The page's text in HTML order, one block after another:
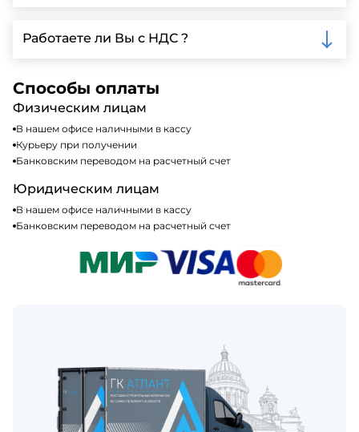
включая наличные, банковские переводы,
кредитные карты. Подробную информацию о
Работаете ли Вы с НДС ?
налогообложения, т.е с НДС 20%
Способы оплаты
Физическим лицам
В нашем офисе наличными в кассу
Курьеру при получении
Банковским переводом на расчетный счет
Юридическим лицам
В нашем офисе наличными в кассу
Банковским переводом на расчетный счет